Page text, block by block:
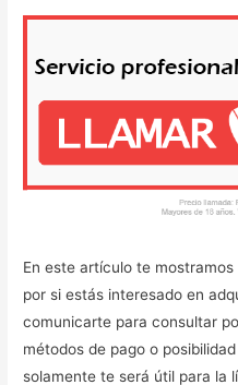
En este artículo te
por si estás interesado en
comunicarte para consultar
métodos de pago o
solamente te será útil para la